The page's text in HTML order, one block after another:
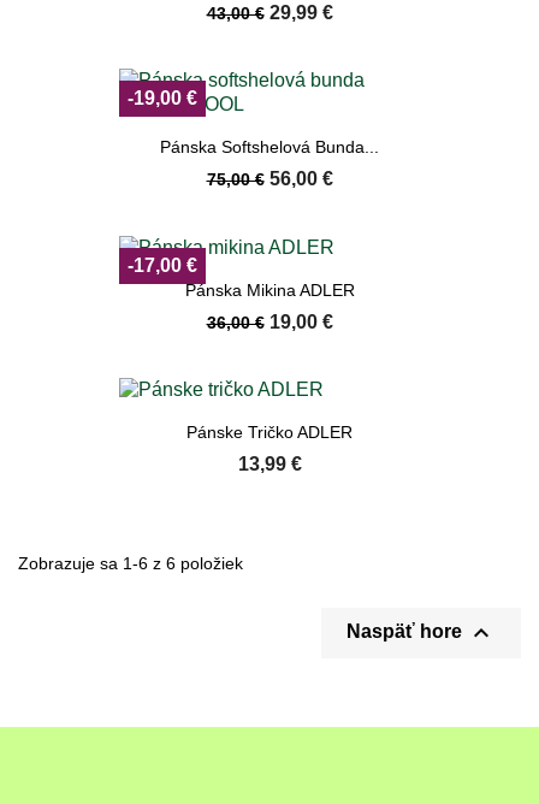
43,00 € 29,99 €
Pánska Softshelová Bunda...
75,00 € 56,00 €
-19,00 €
Pánska Mikina ADLER
36,00 € 19,00 €
-17,00 €
Pánske Tričko ADLER
13,99 €
Zobrazuje sa 1-6 z 6 položiek
Naspäť hore 